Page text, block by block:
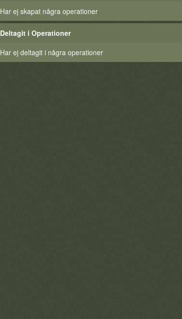
Har ej skapat några operationer
Deltagit i Operationer
Har ej deltagit i några operationer